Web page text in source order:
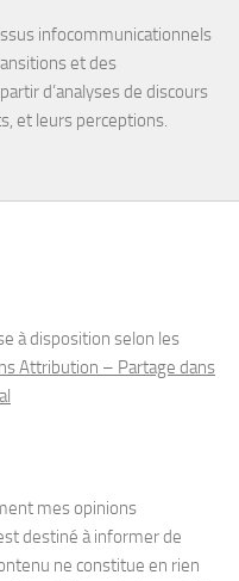
infocommunicationnels
et des
d’analyses de discours
et leurs perceptions.
à disposition selon les
Attribution – Partage dans
mes opinions
destiné à informer de
ne constitue en rien